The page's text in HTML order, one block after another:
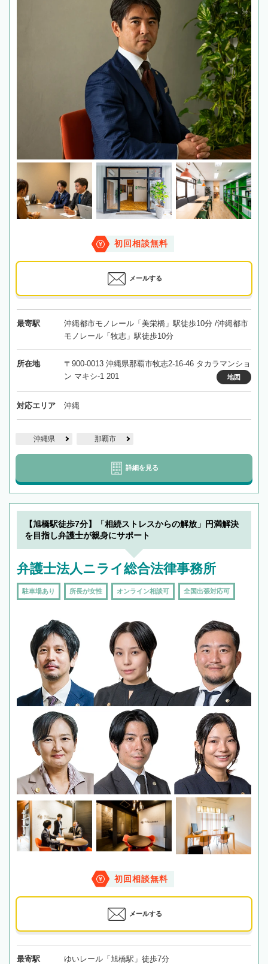
初回相談無料
メールする
最寄駅
沖縄都市モノレール「美栄橋」駅徒歩10分 /沖縄都市
モノレール「牧志」駅徒歩10分
所在地
〒900-0013 沖縄県那覇市牧志2-16-46 タカラマンショ
ン マキシ-1 201
地図
対応エリア 沖縄
沖縄県 那覇市
詳細を見る
【旭橋駅徒歩7分】「相続ストレスからの解放」円満解決
を目指し弁護士が親身にサポート
弁護士法人ニライ総合法律事務所
駐車場あり 所長が女性 オンライン相談可 全国出張対応可
初回相談無料
メールする
最寄駅 ゆいレール「旭橋駅」徒歩7分